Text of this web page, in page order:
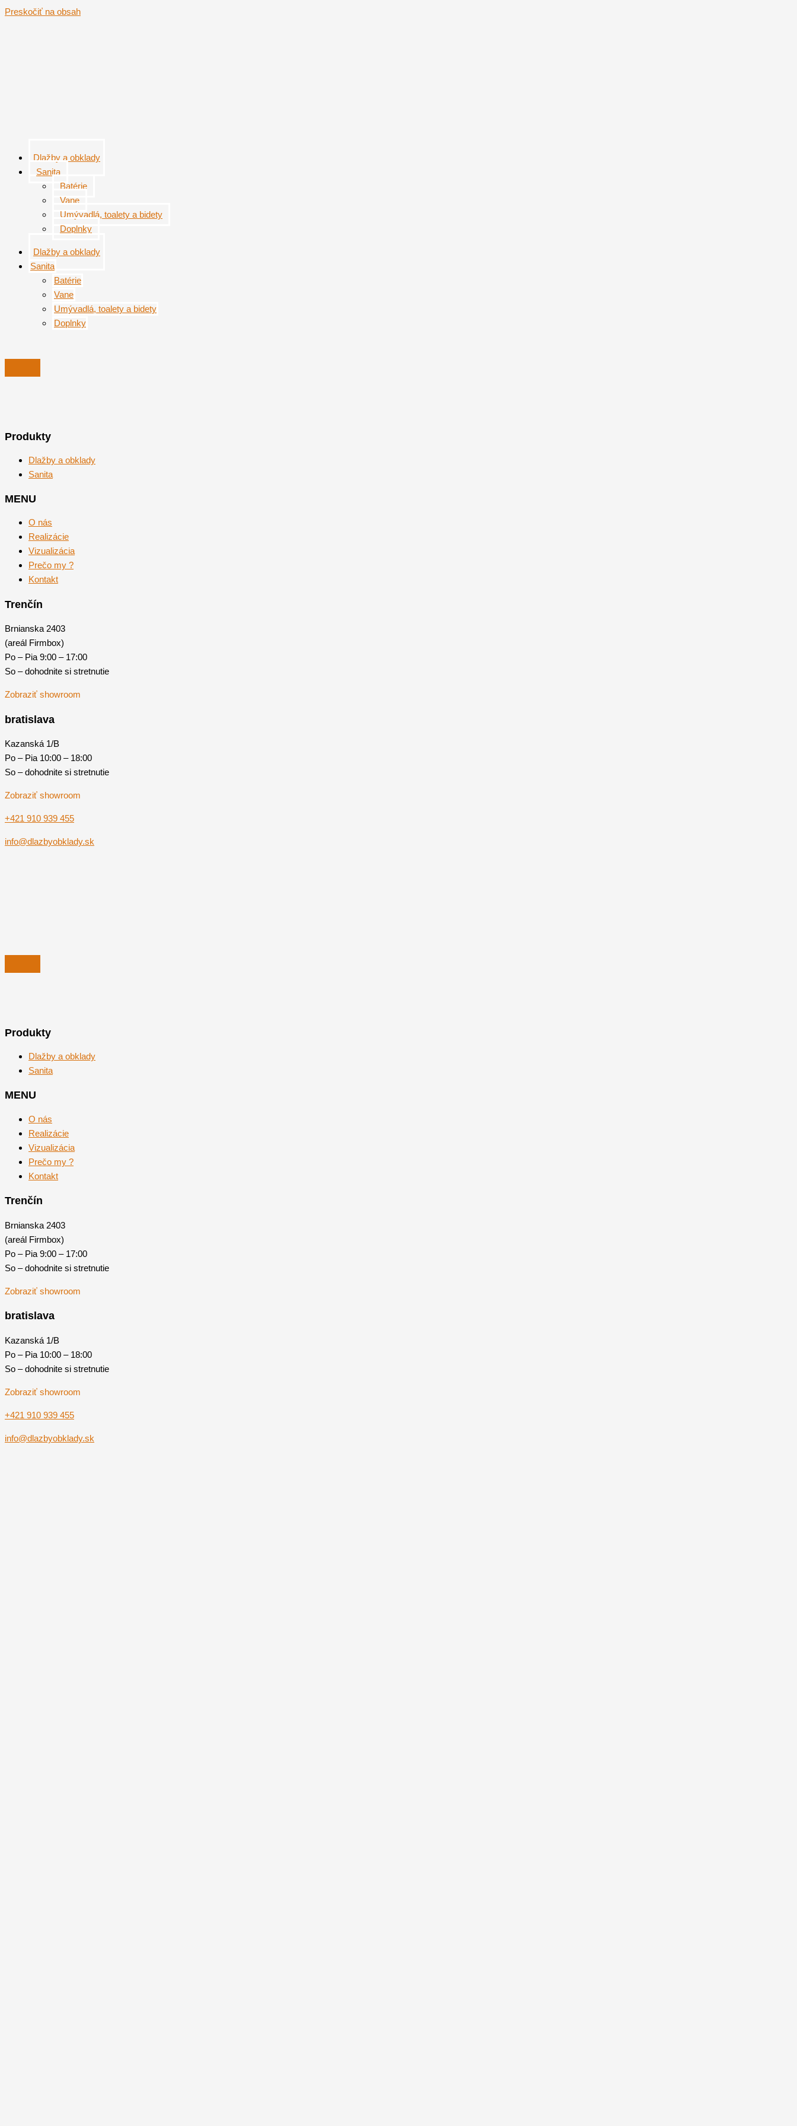
Preskočiť na obsah
Dlažby a obklady
Sanita
Batérie
Vane
Umývadlá, toalety a bidety
Doplnky
Dlažby a obklady
Sanita
Batérie
Vane
Umývadlá, toalety a bidety
Doplnky
Produkty
Dlažby a obklady
Sanita
MENU
O nás
Realizácie
Vizualizácia
Prečo my ?
Kontakt
Trenčín
Brnianska 2403
(areál Firmbox)
Po – Pia 9:00 – 17:00
So – dohodnite si stretnutie
Zobraziť showroom
bratislava
Kazanská 1/B
Po – Pia 10:00 – 18:00
So – dohodnite si stretnutie
Zobraziť showroom
+421 910 939 455
info@dlazbyobklady.sk
Produkty
Dlažby a obklady
Sanita
MENU
O nás
Realizácie
Vizualizácia
Prečo my ?
Kontakt
Trenčín
Brnianska 2403
(areál Firmbox)
Po – Pia 9:00 – 17:00
So – dohodnite si stretnutie
Zobraziť showroom
bratislava
Kazanská 1/B
Po – Pia 10:00 – 18:00
So – dohodnite si stretnutie
Zobraziť showroom
+421 910 939 455
info@dlazbyobklady.sk